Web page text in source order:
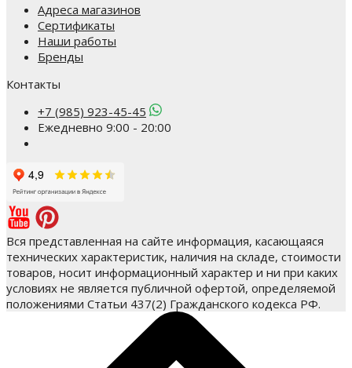
Адреса магазинов
Сертификаты
Наши работы
Бренды
Контакты
+7 (985) 923-45-45
Ежедневно 9:00 - 20:00
Вся представленная на сайте информация, касающаяся
технических характеристик, наличия на складе, стоимости
товаров, носит информационный характер и ни при каких
условиях не является публичной офертой, определяемой
положениями Статьи 437(2) Гражданского кодекса РФ.